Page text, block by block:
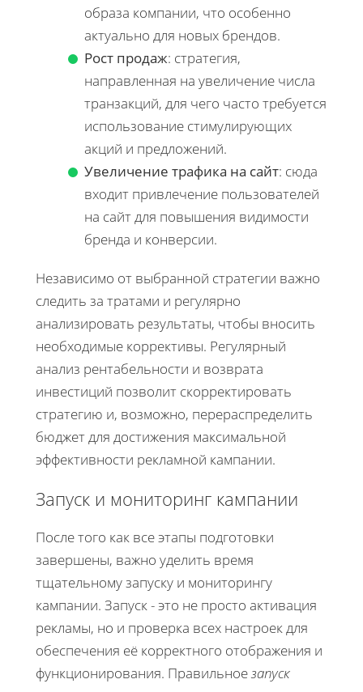
образа компании, что особенно
актуально для новых брендов.
Рост продаж: стратегия,
направленная на увеличение числа
транзакций, для чего часто требуется
использование стимулирующих
акций и предложений.
Увеличение трафика на сайт: сюда
входит привлечение пользователей
на сайт для повышения видимости
бренда и конверсии.
Независимо от выбранной стратегии важно
следить за тратами и регулярно
анализировать результаты, чтобы вносить
необходимые коррективы. Регулярный
анализ рентабельности и возврата
инвестиций позволит скорректировать
стратегию и, возможно, перераспределить
бюджет для достижения максимальной
эффективности рекламной кампании.
Запуск и мониторинг кампании
После того как все этапы подготовки
завершены, важно уделить время
тщательному запуску и мониторингу
кампании. Запуск - это не просто активация
рекламы, но и проверка всех настроек для
обеспечения её корректного отображения и
функционирования. Правильноезапуск